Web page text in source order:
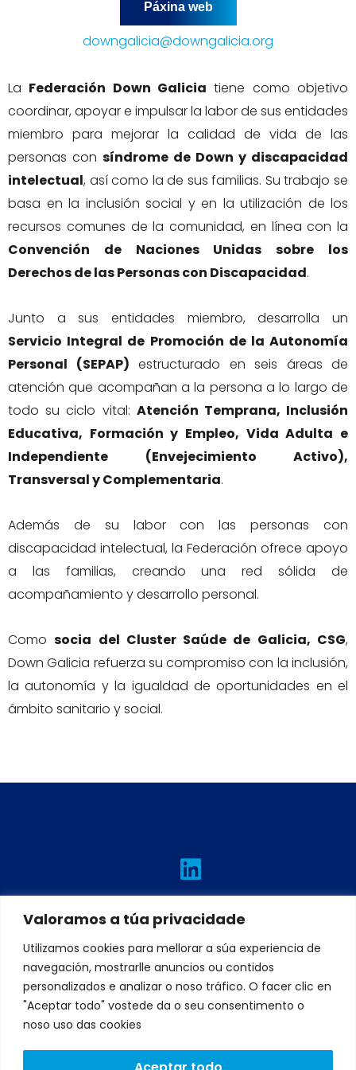
Valoramos a túa privacidade
Utilizamos cookies para mellorar a súa experiencia de
navegación, mostrarlle anuncios ou contidos
personalizados e analizar o noso tráfico. O facer clic en
"Aceptar todo" vostede da o seu consentimento o
noso uso das cookies
Páxina web
downgalicia@downgalicia.org
La Federación Down Galicia tiene como objetivo
coordinar, apoyar e impulsar la labor de sus entidades
miembro para mejorar la calidad de vida de las
personas con síndrome de Down y discapacidad
intelectual, así como la de sus familias. Su trabajo se
basa en la inclusión social y en la utilización de los
recursos comunes de la comunidad, en línea con la
Convención de Naciones Unidas sobre los
Derechos de las Personas con Discapacidad.
Junto a sus entidades miembro, desarrolla un
Servicio Integral de Promoción de la Autonomía
Personal (SEPAP) estructurado en seis áreas de
atención que acompañan a la persona a lo largo de
todo su ciclo vital: Atención Temprana, Inclusión
Educativa, Formación y Empleo, Vida Adulta e
Independiente (Envejecimiento Activo),
Transversal y Complementaria.
Además de su labor con las personas con
discapacidad intelectual, la Federación ofrece apoyo
a las familias, creando una red sólida de
acompañamiento y desarrollo personal.
Comosocia del Cluster Saúde de Galicia, CSG,
Down Galicia refuerza su compromiso con la inclusión,
la autonomía y la igualdad de oportunidades en el
ámbito sanitario y social.
L
i
n
k
e
d
i
I
n
s
t
a
g
r
m
T
w
i
t
t
e
r
F
a
c
e
b
o
o
Y
o
u
t
u
b
e